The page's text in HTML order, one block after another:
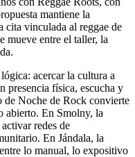
mantiene la
cita vinculada al reggae de
mueve entre el taller, la
acercar la cultura a
presencia física, escucha y
de Noche de Rock convierte
abierto. En Smolny, la
redes de
En Jándala, la
lo manual, lo expositivo